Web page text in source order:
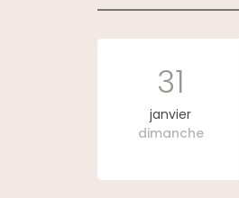
31
janvier
dimanche